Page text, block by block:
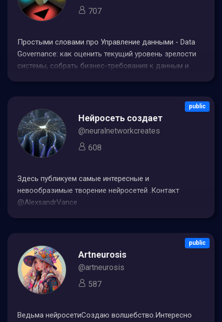
707
Простыми словами про Управление данными - Data
Governance: как оценить текущий уровень зрелости
системы, собрать бизнес-требования к данным и
public
Нейросеть создает
@neuralnetworkcreates
608
Здесь публикуем самые интересные и
невообразимые творение нейросетей .Контакт
@AlexsandrVance
public
Artneurosis
@artneurosis
587
Ведьма нейросетиСоздаю волшебство.Интересно